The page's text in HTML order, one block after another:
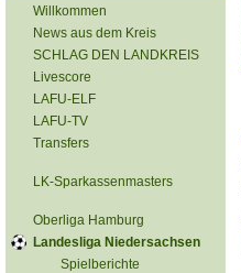
Willkommen
News aus dem Kreis
SCHLAG DEN LANDKREIS
Livescore
LAFU-ELF
LAFU-TV
Transfers
LK-Sparkassenmasters
Oberliga Hamburg
Landesliga Niedersachsen
Spielberichte